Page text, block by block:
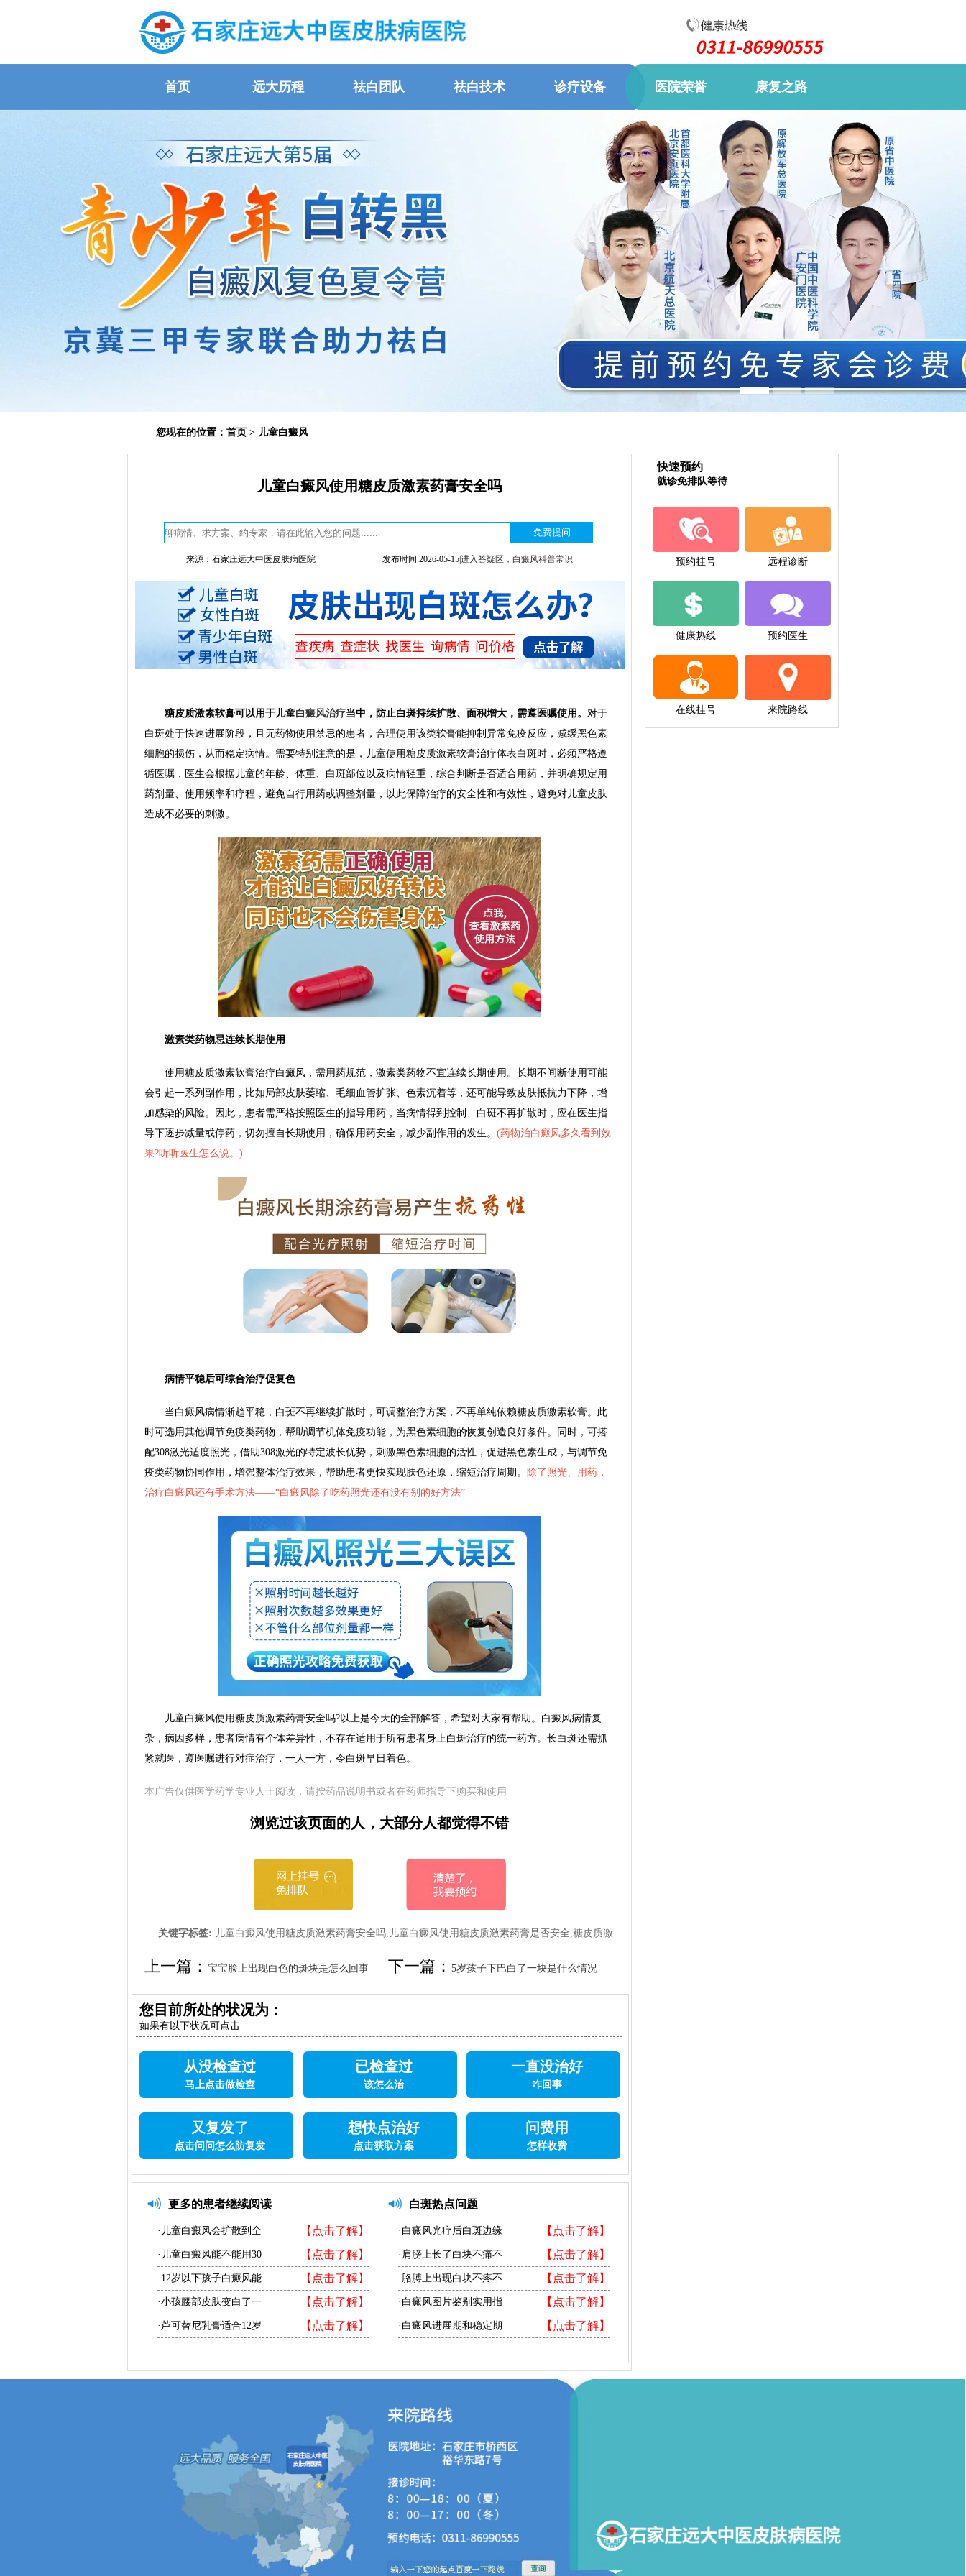
首页 远大历程 祛白团队 祛白技术 诊疗设备 医院荣誉 康复之路
您现在的位置： 首页 > 儿童白癜风
儿童白癜风使用糖皮质激素药膏安全吗
来源：石家庄远大中医皮肤病医院 发布时间:2026-05-15|进入答疑区，白癜风科普常识
糖皮质激素软膏可以用于儿童白癜风治疗当中，防止白斑持续扩散、面积增大，需遵医嘱使用。 对于
白斑处于快速进展阶段，且无药物使用禁忌的患者，合理使用该类软膏能抑制异常免疫反应，减缓黑色素
细胞的损伤，从而稳定病情。需要特别注意的是，儿童使用糖皮质激素软膏治疗体表白斑时，必须严格遵
循医嘱，医生会根据儿童的年龄、体重、白斑部位以及病情轻重，综合判断是否适合用药，并明确规定用
药剂量、使用频率和疗程，避免自行用药或调整剂量，以此保障治疗的安全性和有效性，避免对儿童皮肤
造成不必要的刺激。
激素类药物忌连续长期使用
使用糖皮质激素软膏治疗白癜风，需用药规范，激素类药物不宜连续长期使用。长期不间断使用可能
会引起一系列副作用，比如局部皮肤萎缩、毛细血管扩张、色素沉着等，还可能导致皮肤抵抗力下降，增
加感染的风险。因此，患者需严格按照医生的指导用药，当病情得到控制、白斑不再扩散时，应在医生指
导下逐步减量或停药，切勿擅自长期使用，确保用药安全，减少副作用的发生。 (药物治白癜风多久看到效
果?听听医生怎么说。 )
病情平稳后可综合治疗促复色
当白癜风病情渐趋平稳，白斑不再继续扩散时，可调整治疗方案，不再单纯依赖糖皮质激素软膏。此
时可选用其他调节免疫类药物，帮助调节机体免疫功能，为黑色素细胞的恢复创造良好条件。同时，可搭
配308激光适度照光，借助308激光的特定波长优势，刺激黑色素细胞的活性，促进黑色素生成，与调节免
疫类药物协同作用，增强整体治疗效果，帮助患者更快实现肤色还原，缩短治疗周期。
除了照光、用药，
治疗白癜风还有手术方法——“白癜风除了吃药照光还有没有别的好方法”
儿童白癜风使用糖皮质激素药膏安全吗?以上是今天的全部解答，希望对大家有帮助。白癜风病情复
杂，病因多样，患者病情有个体差异性，不存在适用于所有患者身上白斑治疗的统一药方。长白斑还需抓
紧就医，遵医嘱进行对症治疗，一人一方，令白斑早日着色。
本广告仅供医学药学专业人士阅读，请按药品说明书或者在药师指导下购买和使用
浏览过该页面的人，大部分人都觉得不错
关键字标签: 儿童白癜风使用糖皮质激素药膏安全吗,儿童白癜风使用糖皮质激素药膏是否安全,糖皮质激
素药治儿童白癜风安全吗
上一篇：宝宝脸上出现白色的斑块是怎么回事 下一篇： 5岁孩子下巴白了一块是什么情况
您目前所处的状况为：
如果有以下状况可点击
从没检查过
马上点击做检查
已检查过
该怎么治
一直没治好
咋回事
又复发了
点击问问怎么防复发
想快点治好
点击获取方案
问费用
怎样收费
更多的患者继续阅读
【点击了解】
·儿童白癜风会扩散到全
【点击了解】
·儿童白癜风能不能用30
【点击了解】
·12岁以下孩子白癜风能
【点击了解】
·小孩腰部皮肤变白了一
【点击了解】
·芦可替尼乳膏适合12岁
白斑热点问题
【点击了解】
·白癜风光疗后白斑边缘
【点击了解】
·肩膀上长了白块不痛不
【点击了解】
·胳膊上出现白块不疼不
【点击了解】
·白癜风图片鉴别实用指
【点击了解】
·白癜风进展期和稳定期
快速预约
就诊免排队等待
预约挂号 远程诊断
健康热线 预约医生
在线挂号 来院路线